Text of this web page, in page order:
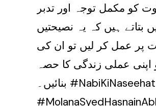
کو مکمل توجہ اور تدبر
ہیں کہ یہ نصیحتیں
پر عمل کر لیں تو ان کی
عملی زندگی کا حصہ
بنائیں۔ #NabiKiNaseehat #SunnatENabwi #KhutbaJumma #IslamicGuidance #IslamicTeachings